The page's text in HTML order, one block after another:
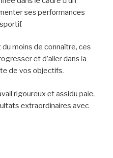
ses performances
du moins de connaître, ces
et d’aller dans la
de vos objectifs.
rigoureux et assidu paie,
extraordinaires avec